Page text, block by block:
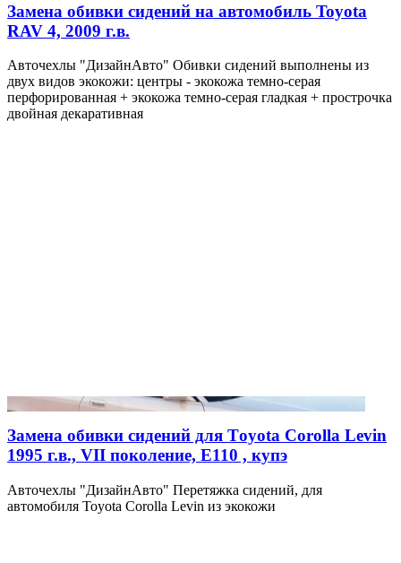
Замена обивки сидений на автомобиль Toyota
RAV 4, 2009 г.в.
Авточехлы "ДизайнАвто" Обивки сидений выполнены из
двух видов экокожи: центры - экокожа темно-серая
перфорированная + экокожа темно-серая гладкая + прострочка
двойная декаративная
Замена обивки сидений для Тoyota Corolla Levin
1995 г.в., VII поколение, E110 , купэ
Авточехлы "ДизайнАвто" Перетяжка сидений, для
автомобиля Toyota Corolla Levin из экокожи